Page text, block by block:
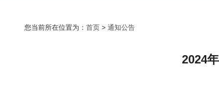
您当前所在位置为： 首页 > 通知公告
2024